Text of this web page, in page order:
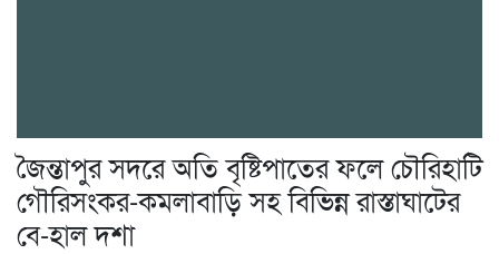
জৈন্তাপুর সদরে অতি বৃষ্টিপাতের ফলে চৌরিহাটি
গৌরিসংকর-কমলাবাড়ি সহ বিভিন্ন রাস্তাঘাটের
বে-হাল দশা